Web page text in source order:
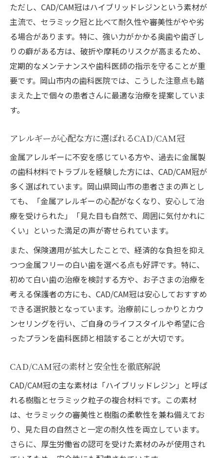
ただし、CAD/CAM冠はハイブリッドレジンという素材が
主流で、セラミック冠と比べて耐久性や審美性がやや劣
る場合があります。特に、強い力がかかる奥歯や歯ぎし
りの癖がある方は、破折や摩耗のリスクが高まるため、
定期的なメンテナンスや歯科医師の指示を守ることが重
要です。岡山市内の歯科医院では、こうした注意点も踏
まえた上で個々の患者さんに最適な治療を提案していま
す。
アレルギーが心配な方に選ばれるCAD/CAM冠
金属アレルギーに不安を感じている方や、過去に金属製
の歯科材料でトラブルを経験した方には、CAD/CAM冠が
多く選ばれています。岡山県岡山市の患者さまの声とし
ても、「金属アレルギーの心配がなくなり、安心して治
療を受けられた」「見た目も自然で、周囲に気付かれに
くい」といった満足の声が寄せられています。
また、保険適用が拡大したことで、経済的な負担を抑え
つつ金属フリーの白い歯を選べる点も好評です。特に、
初めて白い歯の治療を検討する方や、お子さまの治療を
考える保護者の方にも、CAD/CAM冠は安心しておすすめ
できる選択肢となっています。治療前にしっかりとカウ
ンセリングを行い、ご自身のライフスタイルや希望に合
ったプランを歯科医師と相談することが大切です。
CAD/CAM冠の素材と安全性を徹底解説
CAD/CAM冠の主な素材は「ハイブリッドレジン」と呼ば
れる樹脂とセラミック粒子の複合材料です。この素材
は、セラミックの審美性と樹脂の柔軟性を兼ね備えてお
り、見た目の自然さと一定の耐久性を両立しています。
さらに、厚生労働省の認可を受けた素材のみが使用され